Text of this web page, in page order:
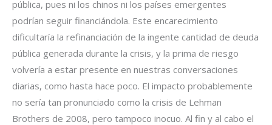
pública, pues ni los chinos ni los países emergentes
podrían seguir financiándola. Este encarecimiento
dificultaría la refinanciación de la ingente cantidad de deuda
pública generada durante la crisis, y la prima de riesgo
volvería a estar presente en nuestras conversaciones
diarias, como hasta hace poco. El impacto probablemente
no sería tan pronunciado como la crisis de Lehman
Brothers de 2008, pero tampoco inocuo. Al fin y al cabo el